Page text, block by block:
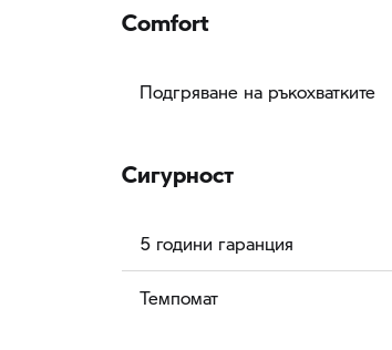
Comfort
Подгряване на ръкохватките
Сигурност
5 години гаранция
Темпомат